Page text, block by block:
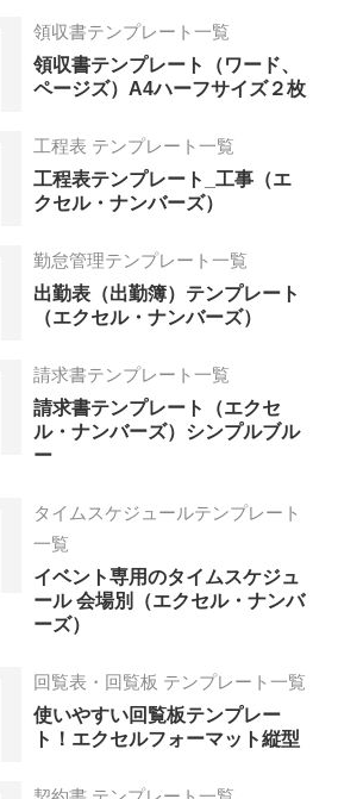
領収書テンプレート一覧
領収書テンプレート（ワード、
ページズ）A4ハーフサイズ２枚
工程表 テンプレート一覧
工程表テンプレート_工事（エ
クセル・ナンバーズ）
勤怠管理テンプレート一覧
出勤表（出勤簿）テンプレート
（エクセル・ナンバーズ）
請求書テンプレート一覧
請求書テンプレート（エクセ
ル・ナンバーズ）シンプルブル
ー
タイムスケジュールテンプレート
一覧
イベント専用のタイムスケジュ
ール 会場別（エクセル・ナンバ
ーズ）
回覧表・回覧板 テンプレート一覧
使いやすい回覧板テンプレー
ト！エクセルフォーマット縦型